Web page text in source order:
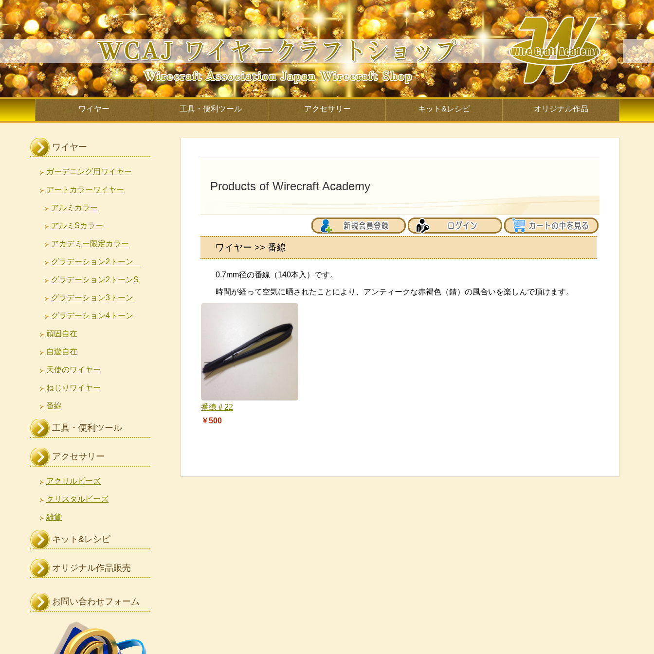
ワイヤー 工具・便利ツール アクセサリー キット&レシピ オリジナル作品
Products of Wirecraft Academy
ワイヤー >> 番線
0.7mm径の番線（140本入）です。
時間が経って空気に晒されたことにより、アンティークな赤褐色（錆）の風合いを楽しんで頂けます。
番線＃22
￥500
ワイヤー
ガーデニング用ワイヤー
アートカラーワイヤー
アルミカラー
アルミSカラー
アカデミー限定カラー
グラデーション2トーン
グラデーション2トーンS
グラデーション3トーン
グラデーション4トーン
頑固自在
自遊自在
天使のワイヤー
ねじりワイヤー
番線
工具・便利ツール
アクセサリー
アクリルビーズ
クリスタルビーズ
雑貨
キット&レシピ
オリジナル作品販売
お問い合わせフォーム